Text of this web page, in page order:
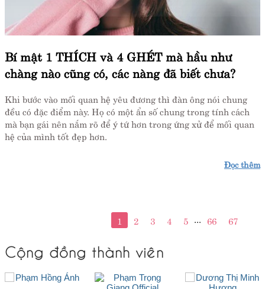
Bí mật 1 THÍCH và 4 GHÉT mà hầu như
chàng nào cũng có, các nàng đã biết chưa?
Khi bước vào mối quan hệ yêu đương thì đàn ông nói chung
đều có đặc điểm này. Họ có một ẩn số chung trong tính cách
mà bạn gái nên nắm rõ để ý tứ hơn trong ứng xử để mối quan
hệ của mình tốt đẹp hơn.
Đọc thêm
1 2 3 4 5 ... 66 67
Cộng đồng thành viên